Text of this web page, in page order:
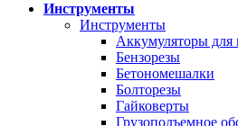
Инструменты
Инструменты
Аккумуляторы для
Бензорезы
Бетономешалки
Болторезы
Гайковерты
Грузоподъемное